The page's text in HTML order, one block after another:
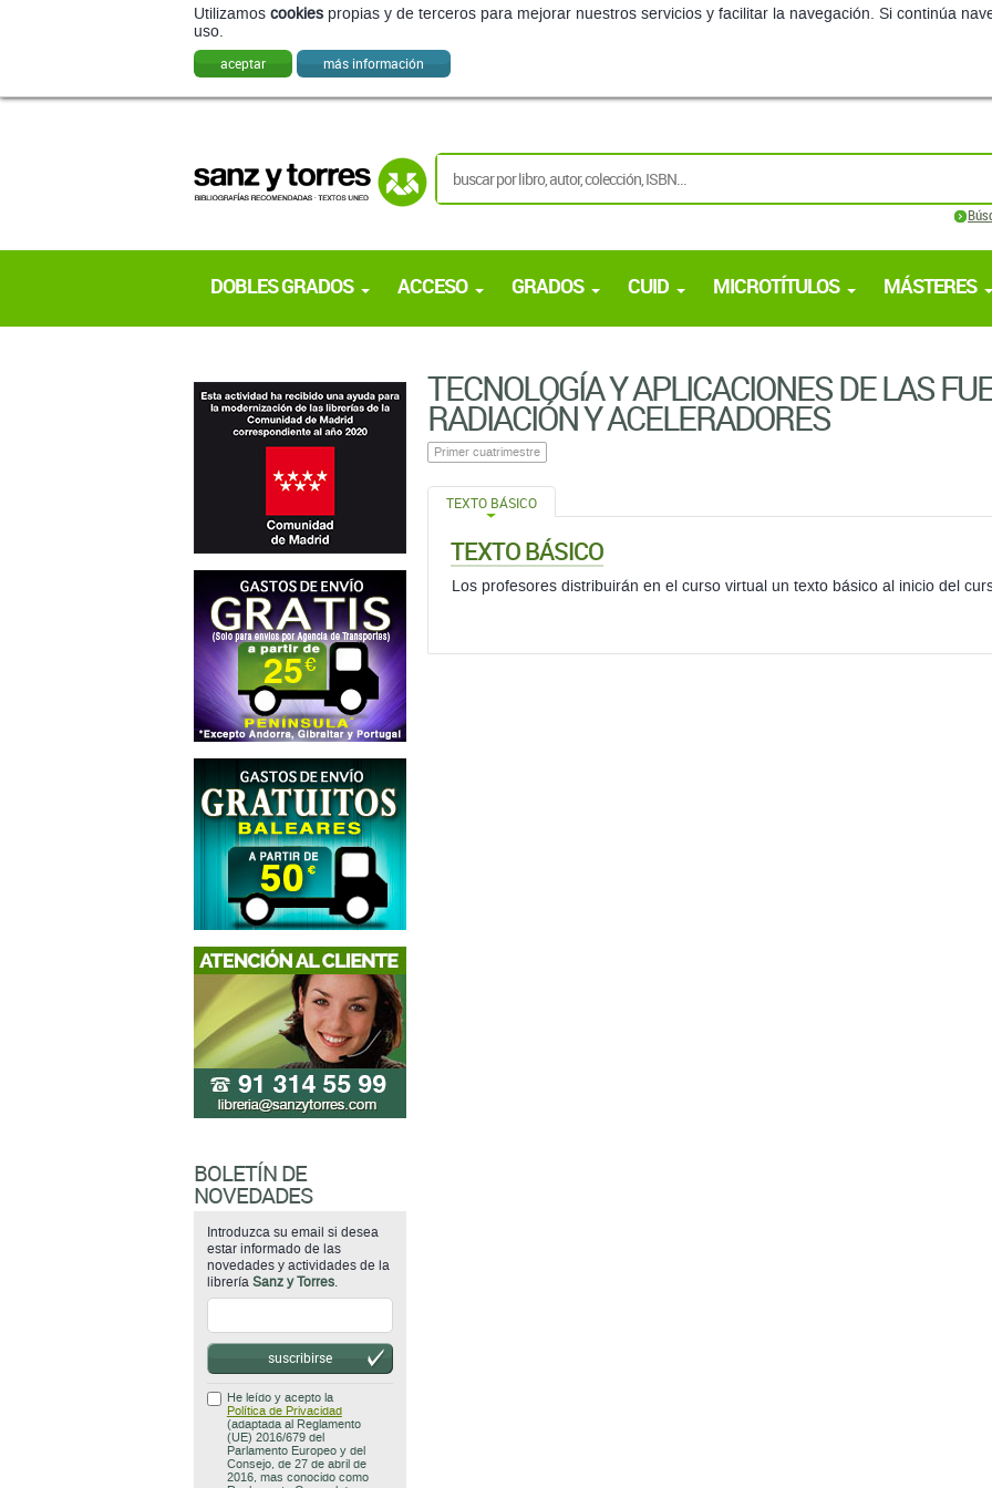
Utilizamos cookies propias y de terceros para mejorar nuestros servicios y facilitar la navegación. Si continúa
uso.
aceptar más información
DOBLES GRADOS ACCESO GRADOS CUID MICROTÍTULOS MÁSTERES
TECNOLOGÍA Y APLICACIONES DE LAS
RADIACIÓN Y ACELERADORES
Primer cuatrimestre
TEXTO BÁSICO
TEXTO BÁSICO
Los profesores distribuirán en el curso virtual un texto básico al inicio del
BOLETÍN DE
NOVEDADES
Introduzca su email si desea
estar informado de las
novedades y actividades de la
librería Sanz y Torres.
suscribirse
He leído y acepto la
Política de Privacidad
(adaptada al Reglamento
(UE) 2016/679 del
Parlamento Europeo y del
Consejo, de 27 de abril de
2016, mas conocido como